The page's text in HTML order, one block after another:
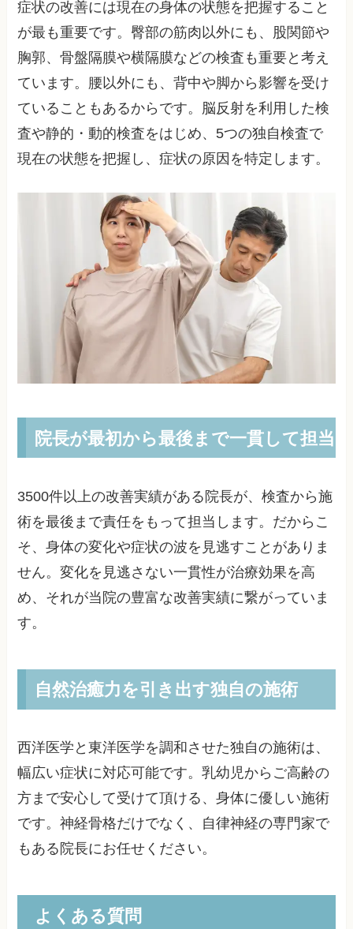
症状の改善には現在の身体の状態を把握すること
が最も重要です。臀部の筋肉以外にも、股関節や
胸郭、骨盤隔膜や横隔膜などの検査も重要と考え
ています。腰以外にも、背中や脚から影響を受け
ていることもあるからです。脳反射を利用した検
査や静的・動的検査をはじめ、5つの独自検査で
現在の状態を把握し、症状の原因を特定します。
院長が最初から最後まで一貫して担当
3500件以上の改善実績がある院長が、検査から施
術を最後まで責任をもって担当します。だからこ
そ、身体の変化や症状の波を見逃すことがありま
せん。変化を見逃さない一貫性が治療効果を高
め、それが当院の豊富な改善実績に繋がっていま
す。
自然治癒力を引き出す独自の施術
西洋医学と東洋医学を調和させた独自の施術は、
幅広い症状に対応可能です。乳幼児からご高齢の
方まで安心して受けて頂ける、身体に優しい施術
です。神経骨格だけでなく、自律神経の専門家で
もある院長にお任せください。
よくある質問